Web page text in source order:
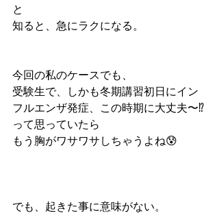
と
知ると、急にラクになる。
今回の私のケースでも、
受験生で、しかも冬期講習初日にイン
フルエンザ発症、この時期に大丈夫〜⁉️
って思っていたら
もう胸がワサワサしちゃうよね😰
でも、起きた事に意味がない。